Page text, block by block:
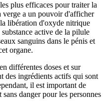
plus efficaces pour traiter la
a un pouvoir d'afficher
libération d'oxyde nitrique
active de la pilule
sanguins dans le pénis et
organe.
différentes doses et sur
des ingrédients actifs qui sont
il est important de
danger pour les personnes